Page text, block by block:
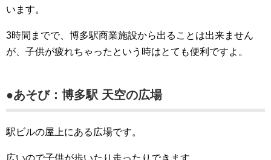
います。
3時間までで、博多駅商業施設から出ることは出来ません
が、子供が疲れちゃったという時はとても便利ですよ。
●あそび：博多駅 天空の広場
駅ビルの屋上にある広場です。